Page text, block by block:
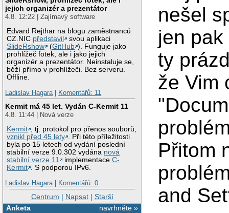
jejich organizér a prezentátor
4.8. 12:22 | Zajímavý software
Edvard Rejthar na blogu zaměstnanců
CZ.NIC představil
svou aplikaci
SlideRshow
(GitHub ). Funguje jako
prohlížeč fotek, ale i jako jejich
organizér a prezentátor. Neinstaluje se,
běží přímo v prohlížeči. Bez serveru.
Offline.
Ladislav Hagara| Komentářů: 11
Kermit má 45 let. Vydán C-Kermit 11
4.8. 11:44 | Nová verze
Kermit , tj. protokol pro přenos souborů,
vznikl před 45 lety . Při této příležitosti
byla po 15 letech od vydání poslední
stabilní verze 9.0.302 vydána nová
stabilní verze 11
implementaceC-
Kermit . S podporou IPv6.
Ladislav Hagara| Komentářů: 0
Centrum | Napsat| Starší
navrhněte »
Anketa
nešel
jen
ty
že Vim
Přitom
and